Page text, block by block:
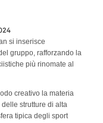
si inserisce
gruppo, rafforzando la
più rinomate al
creativo la materia
strutture di alta
tipica degli sport